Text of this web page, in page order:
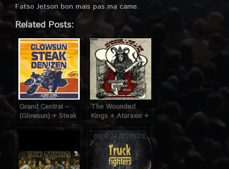
Fatso Jetson bon mais pas ma came.
Related Posts:
Grand Central –
(Glowsun) + Steak
2013
The Wounded
Kings + Ataraxie +
Cult Of Occult aux
Combustibles
(Paris) le 01 Mars
2012